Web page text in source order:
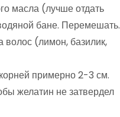
масла (лучше отдать
бане. Перемешать.
волос (лимон, базилик,
примерно 2-3 см.
желатин не затвердел